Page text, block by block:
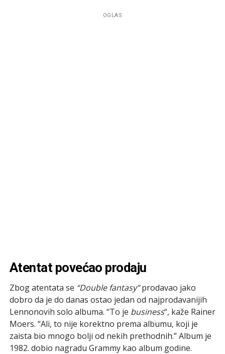
OGLAS
Atentat povećao prodaju
Zbog atentata se “Double fantasy”prodavao jako
dobro da je do danas ostao jedan od najprodavanijih
Lennonovih solo albuma. “To je business“, kaže Rainer
Moers. “Ali, to nije korektno prema albumu, koji je
zaista bio mnogo bolji od nekih prethodnih.” Album je
1982. dobio nagradu Grammy kao album godine.